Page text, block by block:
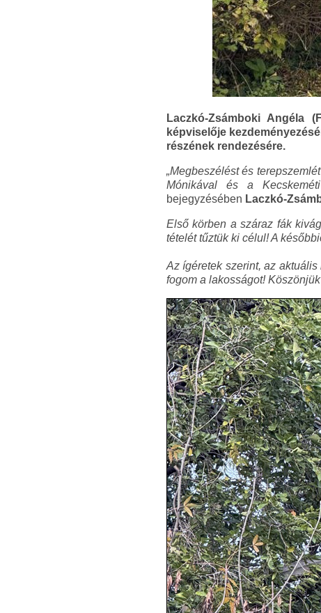
Laczkó-Zsámboki Angéla
képviselője
részének rendezésére.
„Megbeszélést és
Mónikával és a
bejegyzésében Laczkó-
Első körben a száraz fák
tételét tűztük ki célul! A
Az ígéretek szerint, az
fogom a lakosságot!